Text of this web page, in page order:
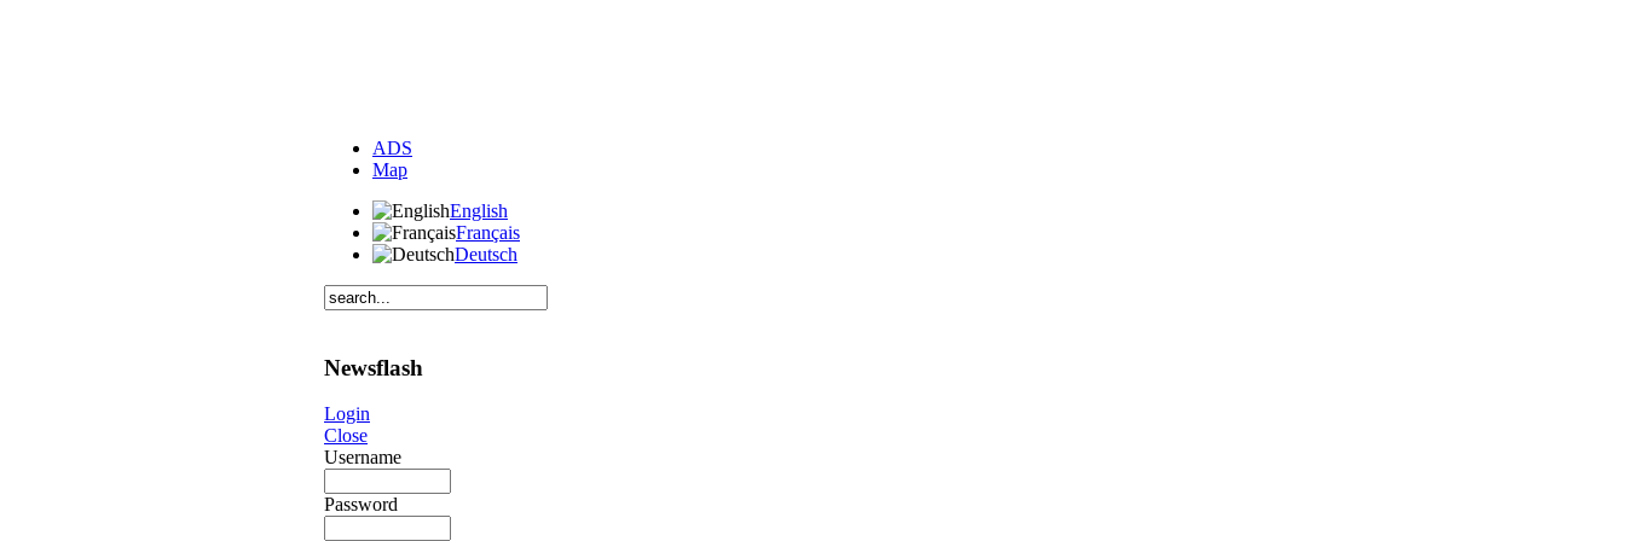
ADS
Map
English
Français
Deutsch
Newsflash
Login
Close
Username
Password